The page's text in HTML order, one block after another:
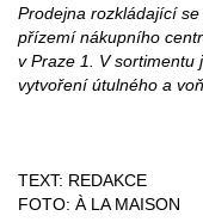
Prodejna rozkládající
přízemí nákupního
v Praze 1. V
vytvoření útulného a
TEXT: REDAKCE
FOTO: À LA MAISON